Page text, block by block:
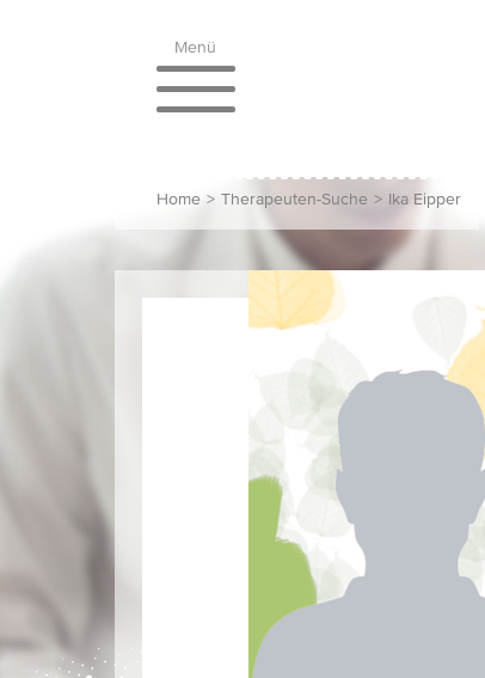
Menü
Home > Therapeuten-Suche > Ika Eipper